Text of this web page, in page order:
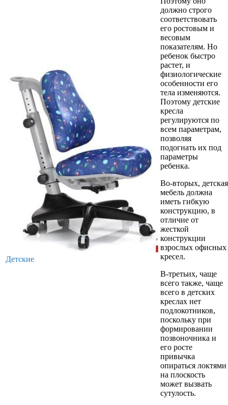
Детские
должно строго
соответствовать
его ростовым и
весовым
показателям. Но
ребенок быстро
растет, и
физиологические
особенности его
тела изменяются.
Поэтому детские
кресла
регулируются по
всем параметрам,
позволяя
подогнать их под
параметры
ребенка.
Во-вторых, детская
мебель должна
иметь гибкую
конструкцию, в
отличие от
жесткой
конструкции
взрослых офисных
кресел.
В-третьих, чаще
всего также, чаще
всего в детских
креслах нет
подлокотников,
поскольку при
формировании
позвоночника и
его росте
привычка
опираться локтями
на плоскость
может вызвать
сутулость.